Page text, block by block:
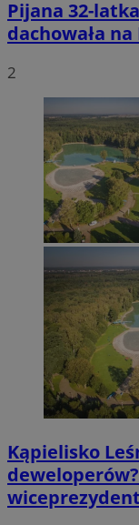
Pijana 32-
dachowała na
2
Kąpielisko